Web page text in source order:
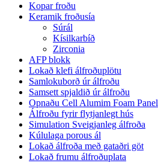
Kopar froðu
Keramik froðusía
Súrál
Kísilkarbíð
Zirconia
AFP blokk
Lokað klefi álfroðuplötu
Samlokuborð úr álfroðu
Samsett spjaldið úr álfroðu
Opnaðu Cell Alumim Foam Panel
Álfroðu fyrir flytjanlegt hús
Simulation Sveigjanleg álfroða
Kúlulaga porous ál
Lokað álfroða með gataðri göt
Lokað frumu álfroðuplata